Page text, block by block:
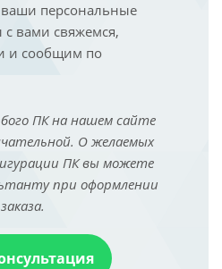
ваши персональные
вами свяжемся,
и сообщим по
ПК на нашем сайте
О желаемых
ПК вы можете
при оформлении
заказа.